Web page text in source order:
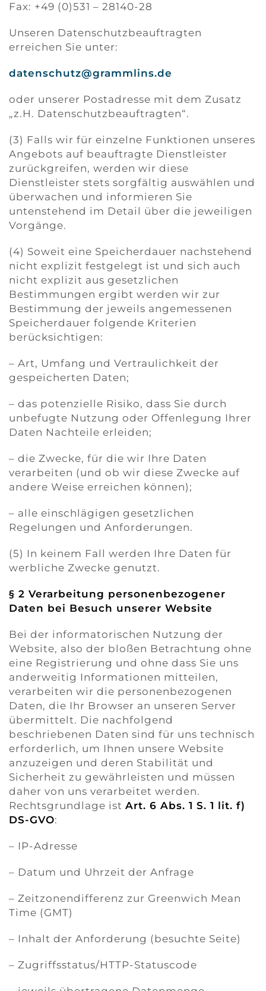
Fax: +49 (0)531 – 28140-28
Unseren Datenschutzbeauftragten
erreichen Sie unter:
datenschutz@grammlins.de
oder unserer Postadresse mit dem Zusatz
„z.H. Datenschutzbeauftragten“.
(3) Falls wir für einzelne Funktionen unseres
Angebots auf beauftragte Dienstleister
zurückgreifen, werden wir diese
Dienstleister stets sorgfältig auswählen und
überwachen und informieren Sie
untenstehend im Detail über die jeweiligen
Vorgänge.
(4) Soweit eine Speicherdauer nachstehend
nicht explizit festgelegt ist und sich auch
nicht explizit aus gesetzlichen
Bestimmungen ergibt werden wir zur
Bestimmung der jeweils angemessenen
Speicherdauer folgende Kriterien
berücksichtigen:
– Art, Umfang und Vertraulichkeit der
gespeicherten Daten;
– das potenzielle Risiko, dass Sie durch
unbefugte Nutzung oder Offenlegung Ihrer
Daten Nachteile erleiden;
– die Zwecke, für die wir Ihre Daten
verarbeiten (und ob wir diese Zwecke auf
andere Weise erreichen können);
– alle einschlägigen gesetzlichen
Regelungen und Anforderungen.
(5) In keinem Fall werden Ihre Daten für
werbliche Zwecke genutzt.
§ 2 Verarbeitung personenbezogener
Daten bei Besuch unserer Website
Bei der informatorischen Nutzung der
Website, also der bloßen Betrachtung ohne
eine Registrierung und ohne dass Sie uns
anderweitig Informationen mitteilen,
verarbeiten wir die personenbezogenen
Daten, die Ihr Browser an unseren Server
übermittelt. Die nachfolgend
beschriebenen Daten sind für uns technisch
erforderlich, um Ihnen unsere Website
anzuzeigen und deren Stabilität und
Sicherheit zu gewährleisten und müssen
daher von uns verarbeitet werden.
Rechtsgrundlage ist Art. 6 Abs. 1 S. 1 lit. f)
DS-GVO:
– IP-Adresse
– Datum und Uhrzeit der Anfrage
– Zeitzonendifferenz zur Greenwich Mean
Time (GMT)
– Inhalt der Anforderung (besuchte Seite)
– Zugriffsstatus/HTTP-Statuscode